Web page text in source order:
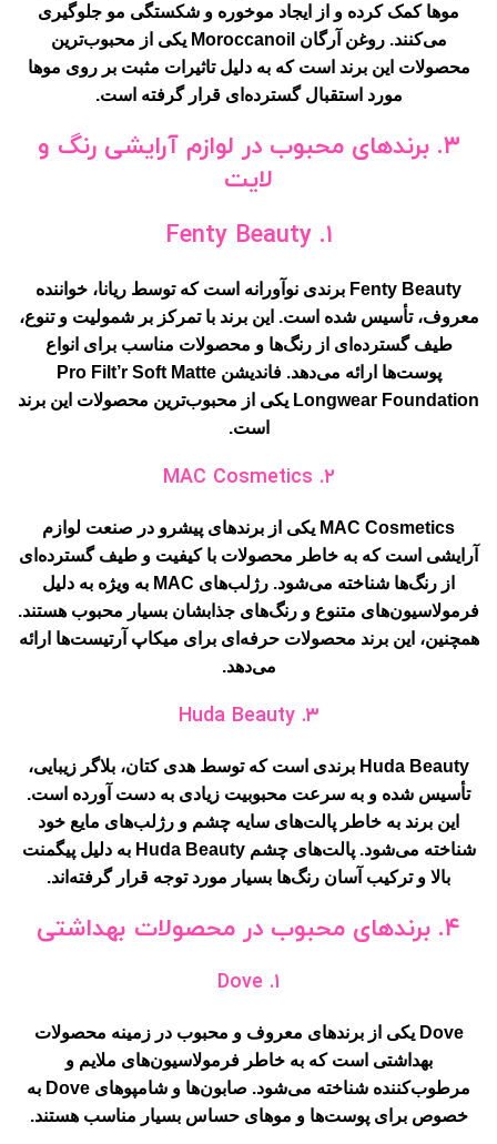
موها کمک کرده و از ایجاد موخوره و شکستگی مو جلوگیری
می‌کنند. روغن آرگان Moroccanoil یکی از محبوب‌ترین
محصولات این برند است که به دلیل تاثیرات مثبت بر روی موها
مورد استقبال گسترده‌ای قرار گرفته است.
۳. برندهای محبوب در لوازم آرایشی رنگ و
لایت
۱. Fenty Beauty
Fenty Beauty برندی نوآورانه است که توسط ریانا، خواننده
معروف، تأسیس شده است. این برند با تمرکز بر شمولیت و تنوع،
طیف گسترده‌ای از رنگ‌ها و محصولات مناسب برای انواع
پوست‌ها ارائه می‌دهد. فاندیشن Pro Filt’r Soft Matte
Longwear Foundation یکی از محبوب‌ترین محصولات این برند
است.
۲. MAC Cosmetics
MAC Cosmetics یکی از برندهای پیشرو در صنعت لوازم
آرایشی است که به خاطر محصولات با کیفیت و طیف گسترده‌ای
از رنگ‌ها شناخته می‌شود. رژلب‌های MAC به ویژه به دلیل
فرمولاسیون‌های متنوع و رنگ‌های جذابشان بسیار محبوب هستند.
همچنین، این برند محصولات حرفه‌ای برای میکاپ آرتیست‌ها ارائه
می‌دهد.
۳. Huda Beauty
Huda Beauty برندی است که توسط هدی کتان، بلاگر زیبایی،
تأسیس شده و به سرعت محبوبیت زیادی به دست آورده است.
این برند به خاطر پالت‌های سایه چشم و رژلب‌های مایع خود
شناخته می‌شود. پالت‌های چشم Huda Beauty به دلیل پیگمنت
بالا و ترکیب آسان رنگ‌ها بسیار مورد توجه قرار گرفته‌اند.
۴. برندهای محبوب در محصولات بهداشتی
۱. Dove
Dove یکی از برندهای معروف و محبوب در زمینه محصولات
بهداشتی است که به خاطر فرمولاسیون‌های ملایم و
مرطوب‌کننده شناخته می‌شود. صابون‌ها و شامپوهای Dove به
خصوص برای پوست‌ها و موهای حساس بسیار مناسب هستند.